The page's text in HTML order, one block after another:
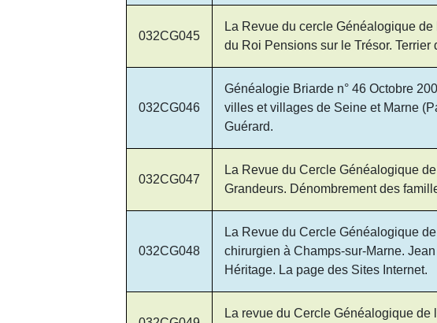
032CG045
La Revue du cercle Généalogique
du Roi Pensions sur le Trésor.
032CG046
Généalogie Briarde n° 46 Octobre
villes et villages de Seine et Marne
Guérard.
032CG047
La Revue du Cercle Généalogique
Grandeurs. Dénombrement des
032CG048
La Revue du Cercle Généalogique
chirurgien à Champs-sur-Marne.
Héritage. La page des Sites Internet.
La revue du Cercle Généalogique